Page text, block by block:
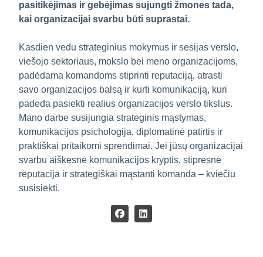
pasitikėjimas ir gebėjimas sujungti žmones tada,
kai organizacijai svarbu būti suprastai.
Kasdien vedu strateginius mokymus ir sesijas verslo,
viešojo sektoriaus, mokslo bei meno organizacijoms,
padėdama komandoms stiprinti reputaciją, atrasti
savo organizacijos balsą ir kurti komunikaciją, kuri
padeda pasiekti realius organizacijos verslo tikslus.
Mano darbe susijungia strateginis mąstymas,
komunikacijos psichologija, diplomatinė patirtis ir
praktiškai pritaikomi sprendimai. Jei jūsų organizacijai
svarbu aiškesnė komunikacijos kryptis, stipresnė
reputacija ir strategiškai mąstanti komanda – kviečiu
susisiekti.